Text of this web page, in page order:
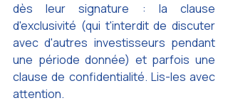
dès leur signature : la clause
d'exclusivité (qui t'interdit de discuter
avec d'autres investisseurs pendant
une période donnée) et parfois une
clause de confidentialité. Lis-les avec
attention.